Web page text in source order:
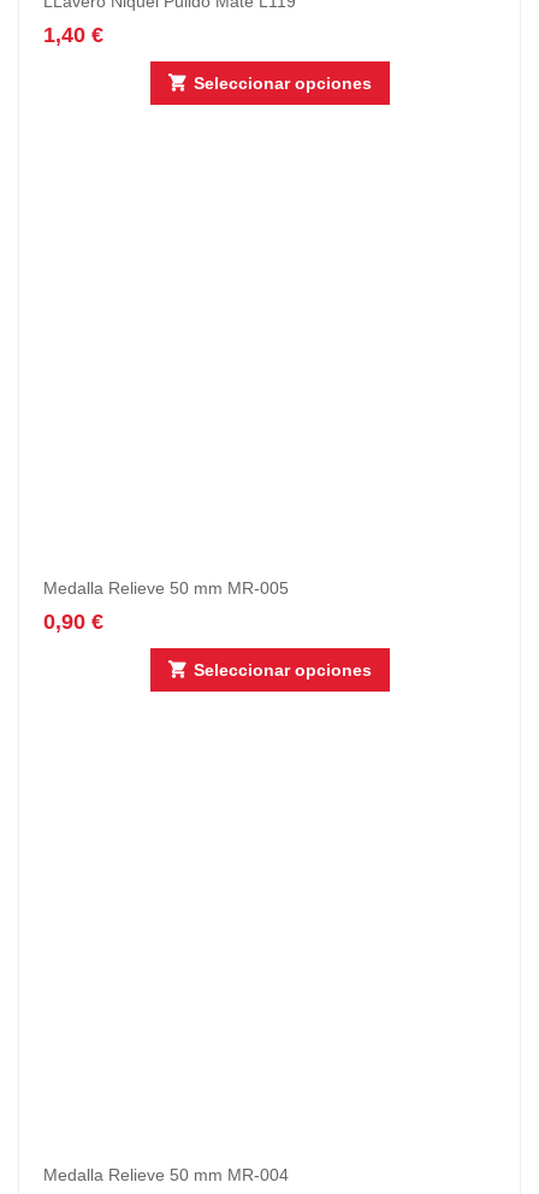
1,40 €
Seleccionar opciones
Medalla Relieve 50 mm MR-005
0,90 €
Seleccionar opciones
Medalla Relieve 50 mm MR-004